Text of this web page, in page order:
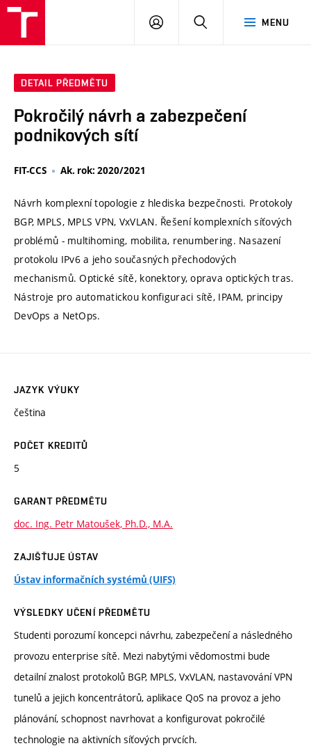
MENU
PŘIHLÁSIT
DETAIL PŘEDMĚTU
Pokročilý návrh a zabezpečení
podnikových sítí
FIT-CCS Ak. rok: 2020/2021
Návrh komplexní topologie z hlediska bezpečnosti. Protokoly
BGP, MPLS, MPLS VPN, VxVLAN. Řešení komplexních síťových
problémů - multihoming, mobilita, renumbering. Nasazení
protokolu IPv6 a jeho současných přechodových
mechanismů. Optické sítě, konektory, oprava optických tras.
Nástroje pro automatickou konfiguraci sítě, IPAM, principy
DevOps a NetOps.
JAZYK VÝUKY
čeština
POČET KREDITŮ
5
GARANT PŘEDMĚTU
doc. Ing. Petr Matoušek, Ph.D., M.A.
ZAJIŠŤUJE ÚSTAV
Ústav informačních systémů (UIFS)
VÝSLEDKY UČENÍ PŘEDMĚTU
Studenti porozumí koncepci návrhu, zabezpečení a následného
provozu enterprise sítě. Mezi nabytými vědomostmi bude
detailní znalost protokolů BGP, MPLS, VxVLAN, nastavování VPN
tunelů a jejich koncentrátorů, aplikace QoS na provoz a jeho
plánování, schopnost navrhovat a konfigurovat pokročilé
technologie na aktivních síťových prvcích.